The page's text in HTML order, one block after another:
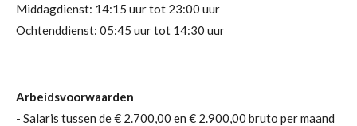
Middagdienst: 14:15 uur tot 23:00 uur
Ochtenddienst: 05:45 uur tot 14:30 uur
Arbeidsvoorwaarden
- Salaris tussen de € 2.700,00 en € 2.900,00 bruto per maand